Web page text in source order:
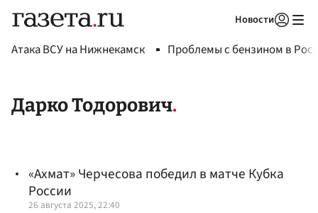
Новости
Атака ВСУ на Нижнекамск Проблемы с бензином в
Дарко Тодорович
«Ахмат» Черчесова победил в матче Кубка
России
26 августа 2025, 22:40